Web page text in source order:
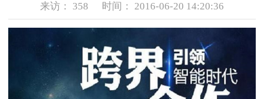
来访： 358 时间： 2016-06-20 14:20:36